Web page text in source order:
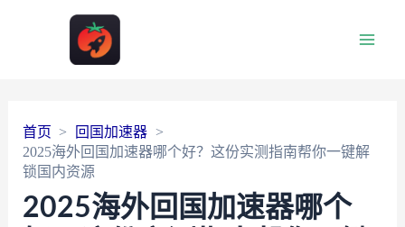
首页
回国加速器
2025海外回国加速器哪个好？这份实测指南帮你一键解
锁国内资源
2025海外回国加速器哪个